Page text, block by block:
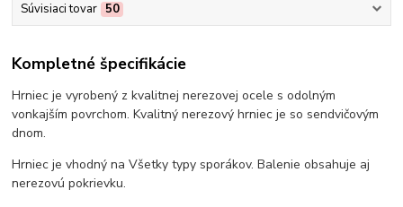
Súvisiaci tovar 50
Kompletné špecifikácie
Hrniec je vyrobený z kvalitnej nerezovej ocele s odolným
vonkajším povrchom. Kvalitný nerezový hrniec je so sendvičovým
dnom.
Hrniec je vhodný na Všetky typy sporákov. Balenie obsahuje aj
nerezovú pokrievku.